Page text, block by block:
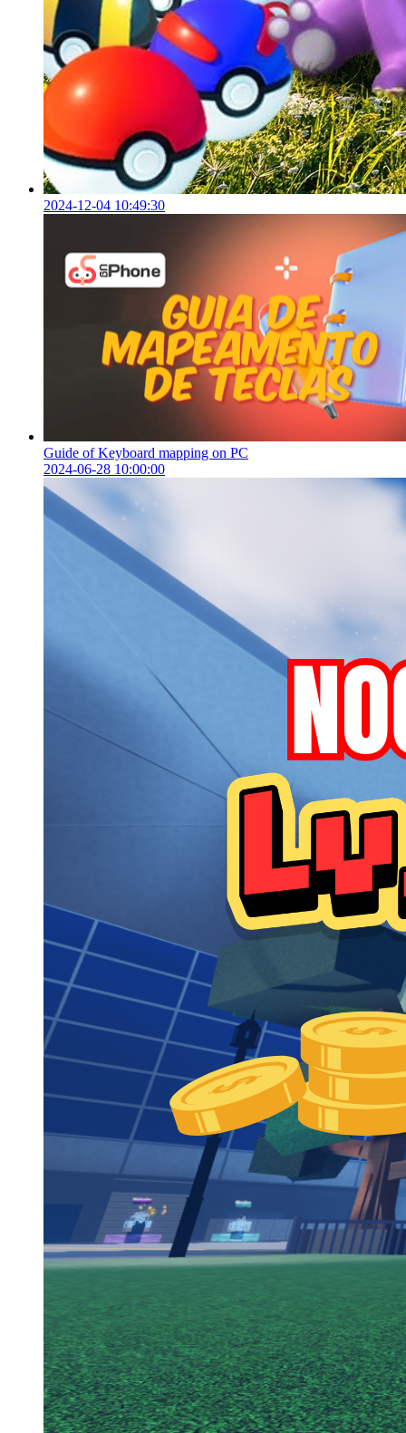
2024-12-04 10:49:30
Guide of Keyboard mapping on PC
2024-06-28 10:00:00